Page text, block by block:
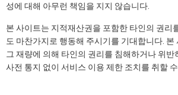
성에 대해 아무런 책임을 지지 않습니다.
본 사이트는 지적재산권을 포함한 타인의 권리
도 마찬가지로 행동해 주시기를 기대합니다. 본
그 재량에 의해 타인의 권리를 침해하거나 위반
사전 통지 없이 서비스 이용 제한 조치를 취할